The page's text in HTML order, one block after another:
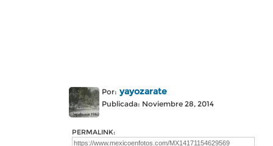
Por: yayozarate
Publicada: Noviembre 28, 2014
PERMALINK: